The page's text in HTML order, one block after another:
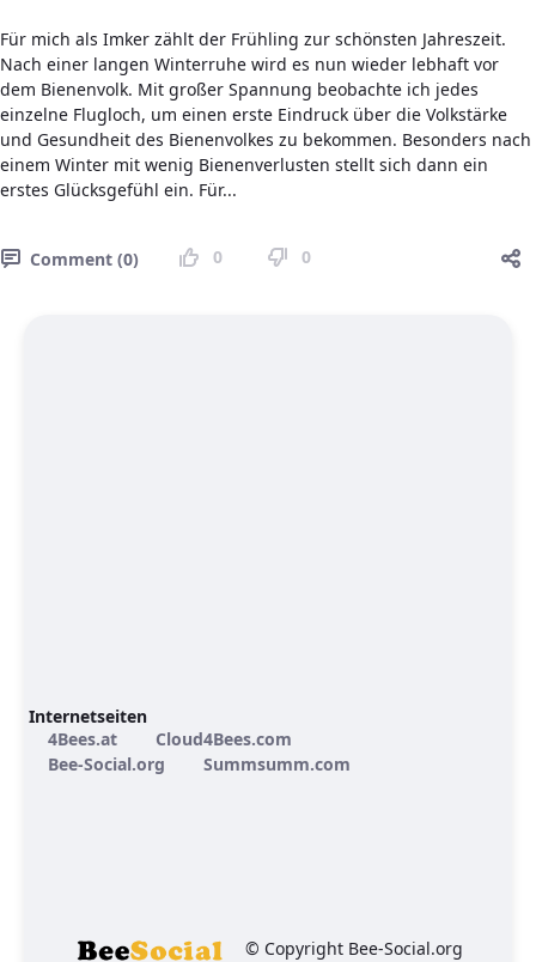
Für mich als Imker zählt der Frühling zur schönsten Jahreszeit.
Nach einer langen Winterruhe wird es nun wieder lebhaft vor
dem Bienenvolk. Mit großer Spannung beobachte ich jedes
einzelne Flugloch, um einen erste Eindruck über die Volkstärke
und Gesundheit des Bienenvolkes zu bekommen. Besonders nach
einem Winter mit wenig Bienenverlusten stellt sich dann ein
erstes Glücksgefühl ein. Für...
Comment (0) 0 0
Internetseiten
4Bees.at
Cloud4Bees.com
Bee-Social.org
Summsumm.com
© Copyright Bee-Social.org